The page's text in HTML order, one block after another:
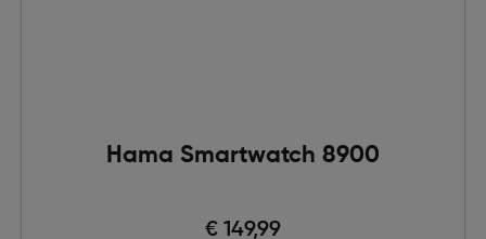
Hama Smartwatch 8900
€ 149,99